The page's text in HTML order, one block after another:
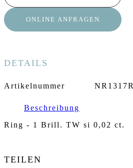
DETAILS
Artikelnummer NR1317R
ONLINE ANFRAGEN
Beschreibung
Ring - 1 Brill. TW si 0,02 ct.
TEILEN